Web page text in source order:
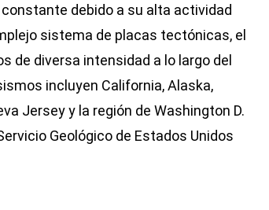
debido a su alta actividad
sistema de placas tectónicas, el
de diversa intensidad a lo largo del
incluyen California, Alaska,
Jersey y la región de Washington D.
Geológico de Estados Unidos